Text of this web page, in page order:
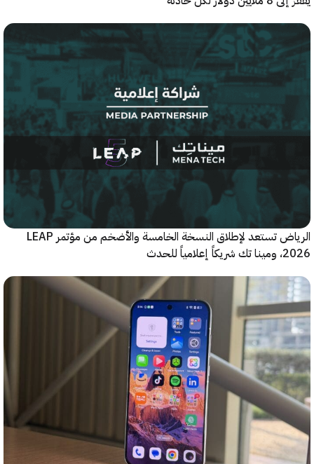
الرياض تستعد لإطلاق النسخة الخامسة والأضخم من مؤتمر LEAP
للحدث